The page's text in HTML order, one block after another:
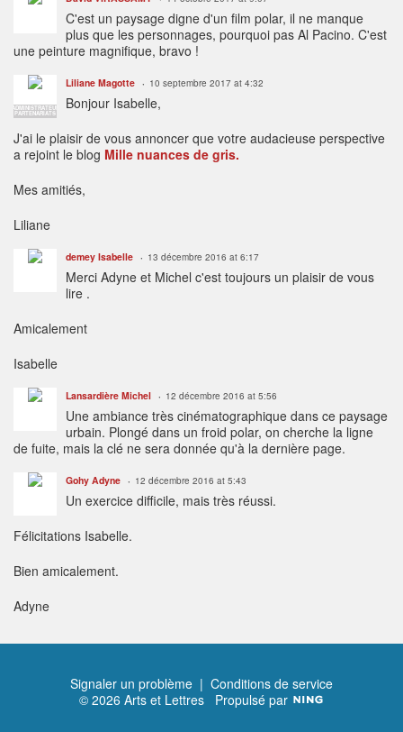
C'est un paysage digne d'un film polar, il ne manque
plus que les personnages, pourquoi pas Al Pacino. C'est
une peinture magnifique, bravo !
ADMINISTRATEUR
PARTENARIATS
Liliane Magotte 10 septembre 2017 at 4:32
Bonjour Isabelle,
J'ai le plaisir de vous annoncer que votre audacieuse perspective
a rejoint le blog Mille nuances de gris.
Mes amitiés,
Liliane
demey Isabelle 13 décembre 2016 at 6:17
Merci Adyne et Michel c'est toujours un plaisir de vous
lire .
Amicalement
Isabelle
Lansardière Michel 12 décembre 2016 at 5:56
Une ambiance très cinématographique dans ce paysage
urbain. Plongé dans un froid polar, on cherche la ligne
de fuite, mais la clé ne sera donnée qu'à la dernière page.
Gohy Adyne 12 décembre 2016 at 5:43
Un exercice difficile, mais très réussi.
Félicitations Isabelle.
Bien amicalement.
Adyne
Signaler un problème | Conditions de service
© 2026 Arts et Lettres Propulsé par